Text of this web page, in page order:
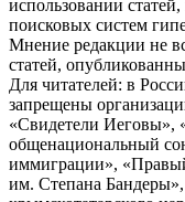
использовании
поисковых систем
Мнение редакции не
статей,
Для читателей: в
запрещены
«Свидетели Иеговы»,
общенациональный
иммиграции»,
им. Степана